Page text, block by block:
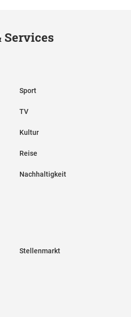
Services
Sport
TV
Kultur
Reise
Nachhaltigkeit
Stellenmarkt